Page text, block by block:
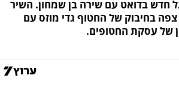
חדש בדואט עם שירה בן שמחון. השיר
בחיבוק של החטוף גדי מוזס עם
של עסקת החטופים.